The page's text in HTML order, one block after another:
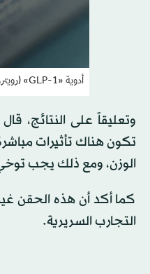
أدوية «GLP-1» (رويترز)
وتعليقاً على النتائج،
تكون هناك تأثيرات
الوزن، ومع ذلك يجب
كما أكد أن هذه الحقن
التجارب السريرية.